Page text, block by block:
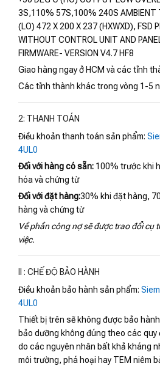
3S,110% 57S,100% 240S AMBIENT
(LO) 472 X 200 X 237 (HXWXD), FSD
WITHOUT CONTROL UNIT AND
FIRMWARE- VERSION V4.7 HF8
Giao hàng ngay ở HCM và các tỉnh
Các tỉnh thành khác trong vòng 1-5
2: THANH TOÁN
Điều khoản thanh toán sản phẩm:
4UL0
Đối với hàng có sẵn: 100% trước khi
hóa và chứng từ
Đối với đặt hàng:30% khi đặt hàng,
hàng và chứng từ
Về phần công nợ sẽ được trao đổi cụ
việc.
II : CHẾ ĐỘ BẢO HÀNH
Điều khoản bảo hành sản phẩm:
4UL0
Thiết bị trên sẽ không được bảo
bảo dưỡng không đúng theo các
do các nguyên nhân bất khả kháng
môi trường, phá hoại hay TEM niêm